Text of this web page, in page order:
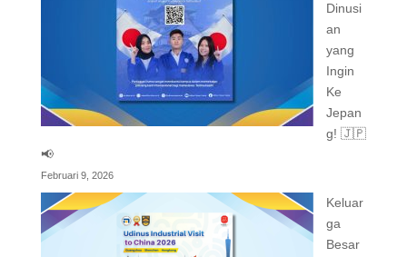
Dinusi
an
yang
Ingin
Ke
Jepan
g! 🇯🇵
📢
Februari 9, 2026
Keluar
ga
Besar